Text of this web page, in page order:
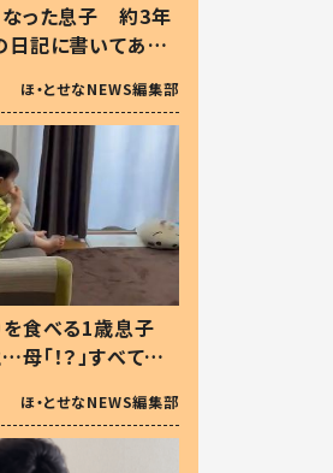
なった息子 約3年
日記に書いてあっ
ほ・とせなNEWS編集部
を食べる1歳息子
「！？」すべてを
可愛いから許
ほ・とせなNEWS編集部